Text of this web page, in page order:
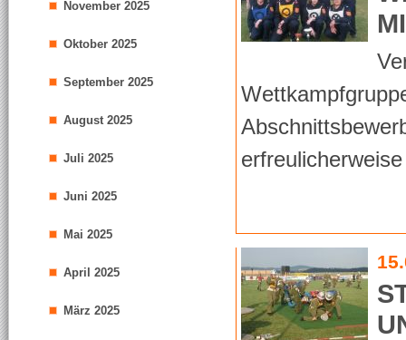
November 2025
Oktober 2025
September 2025
August 2025
Juli 2025
Juni 2025
Mai 2025
April 2025
März 2025